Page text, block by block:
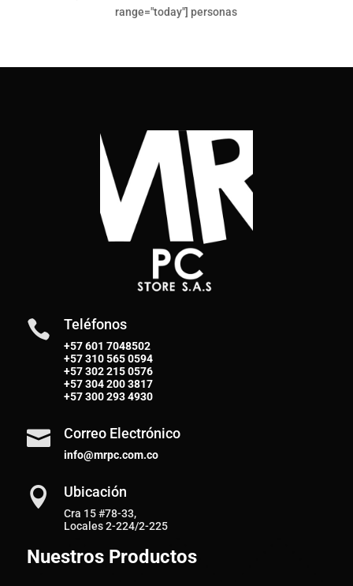
range="today"] personas
 Teléfonos
+57 601 7048502
+57310 565 0594
+57302 215 0576
+57304 200 3817
+57300 293 4930
 Correo Electrónico
info@mrpc.com.co
 Ubicación
Cra 15 #78-33,
Locales 2-224/2-225
Nuestros Productos